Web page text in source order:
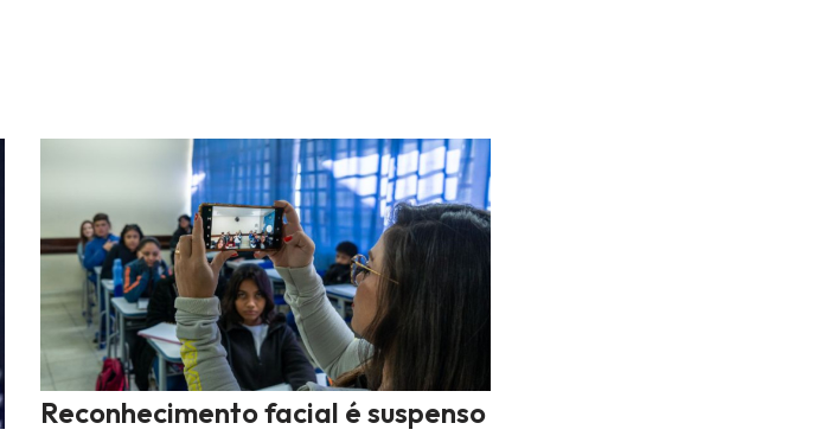
Reconhecimento facial é suspenso